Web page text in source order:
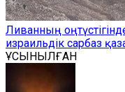
Ливанның
израильдік сарбаз
ҰСЫНЫЛҒАН